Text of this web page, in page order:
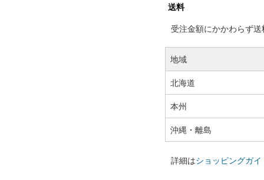
送料
受注金額にかかわらず
地域
北海道
本州
沖縄・離島
詳細はショッピングガイ